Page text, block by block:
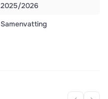
2025/2026
Samenvatting